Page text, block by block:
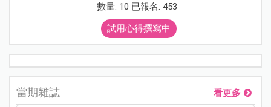
數量: 10 已報名: 453
試用心得撰寫中
當期雜誌 看更多